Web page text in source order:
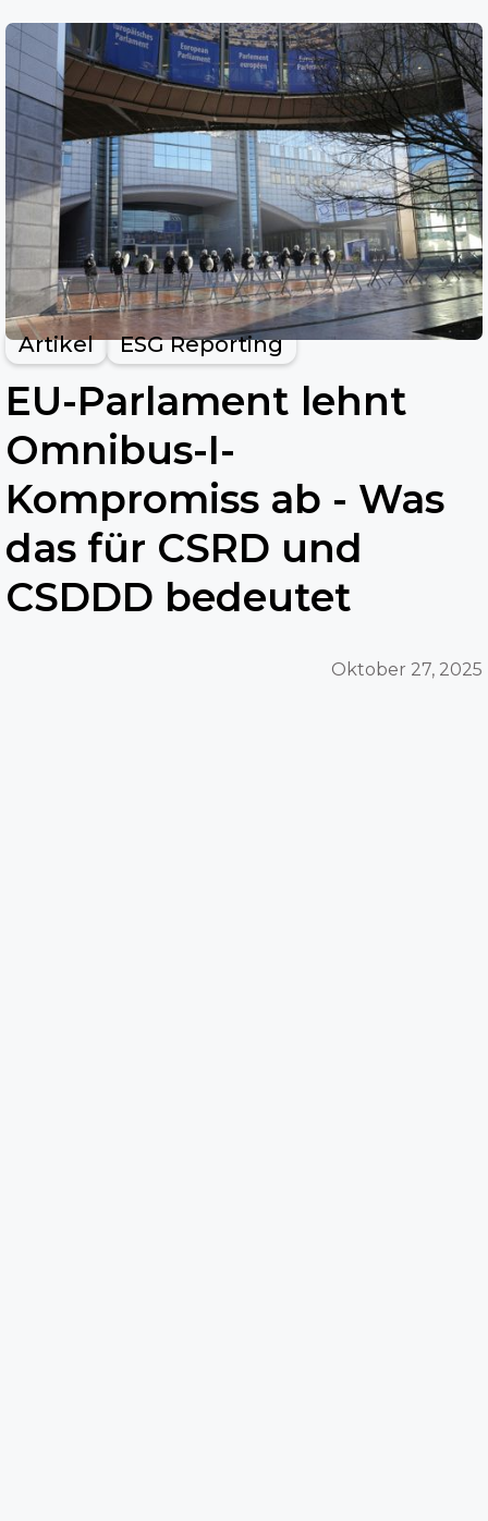
Artikel ESG Reporting
EU-Parlament lehnt
Omnibus-I-
Kompromiss ab - Was
das für CSRD und
CSDDD bedeutet
Oktober 27, 2025